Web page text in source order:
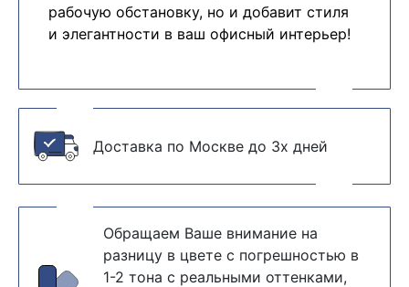
рабочую обстановку, но и добавит стиля
и элегантности в ваш офисный интерьер!
Доставка по Москве до 3х дней
Обращаем Ваше внимание на
разницу в цвете с погрешностью в
1-2 тона с реальными оттенками,